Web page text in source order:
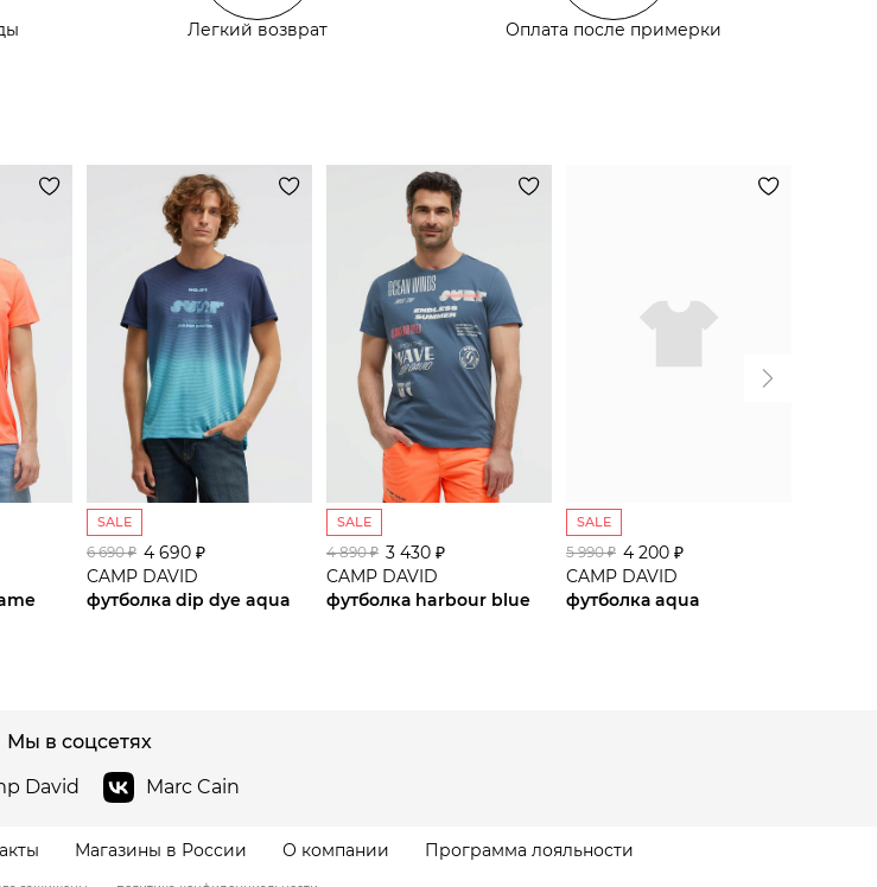
сайте СДЭК
Легкий возврат Оплата после примерки
SALE
6 690 ₽ 4 690 ₽
CAMP DAVID
футболка dip dye aqua
SALE
4 890 ₽ 3 430 ₽
CAMP DAVID
футболка harbour blue
SALE
5 990 ₽ 4 200 ₽
CAMP DAVID
футболка aqua
Мы в соцсетях
David
Marc Cain
Магазины в России О компании Программа лояльности